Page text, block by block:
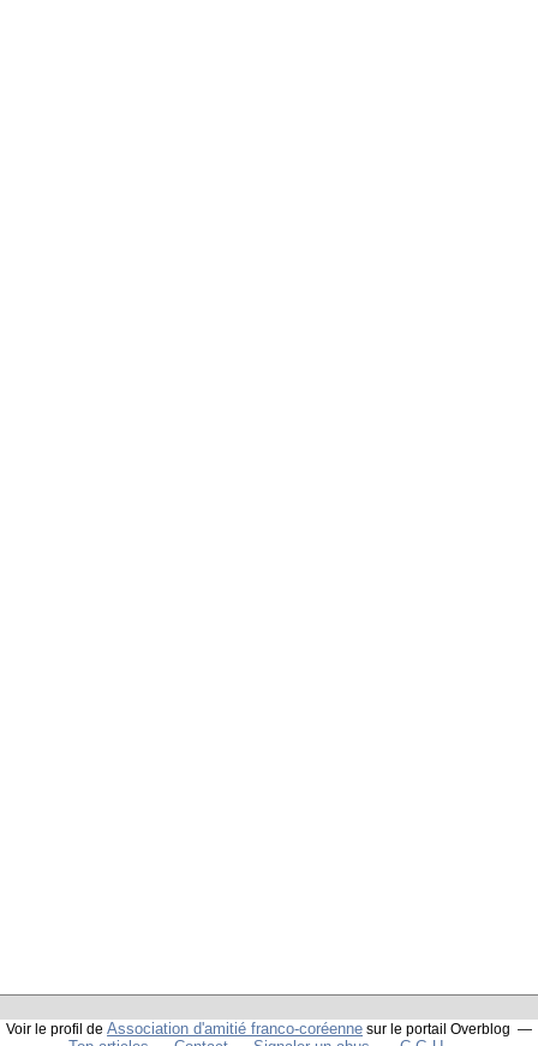
Voir le profil de Association d'amitié franco-coréenne sur le portail Overblog